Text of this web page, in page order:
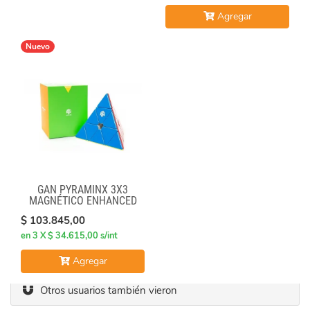
Agregar
Nuevo
GAN PYRAMINX 3X3
MAGNÉTICO ENHANCED
$ 103.845,00
en 3 X $ 34.615,00 s/int
Agregar
Otros usuarios también vieron